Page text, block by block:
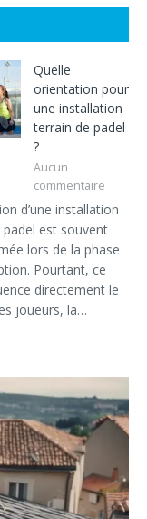
Quelle
orientation pour
une installation
terrain de padel
?
Aucun
commentaire
d’une installation
est souvent
lors de la phase
Pourtant, ce
directement le
joueurs, la…